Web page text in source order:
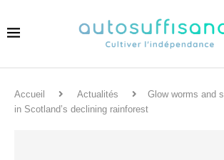
Accueil Actualités
Glow worms and
in Scotland’s declining rainforest